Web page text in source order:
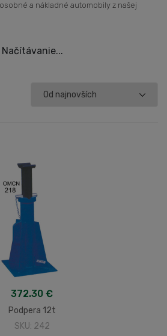
a nákladné automobily z našej
Načítávanie...
372.30 €
Podpera 12t
SKU: 242